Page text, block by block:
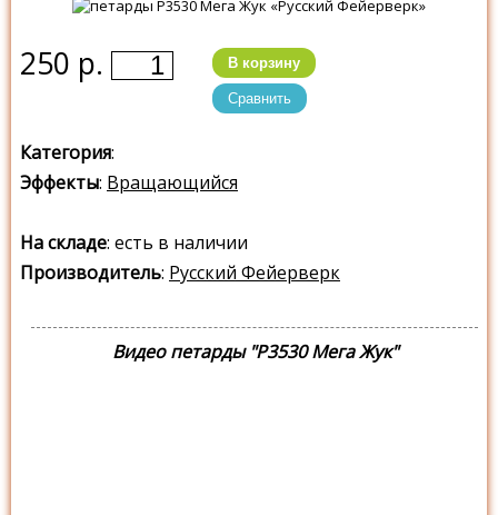
250 р. В корзину
Сравнить
Категория:
Эффекты: Вращающийся
На складе: есть в наличии
Производитель: Русский Фейерверк
Видео петарды "Р3530 Мега Жук"